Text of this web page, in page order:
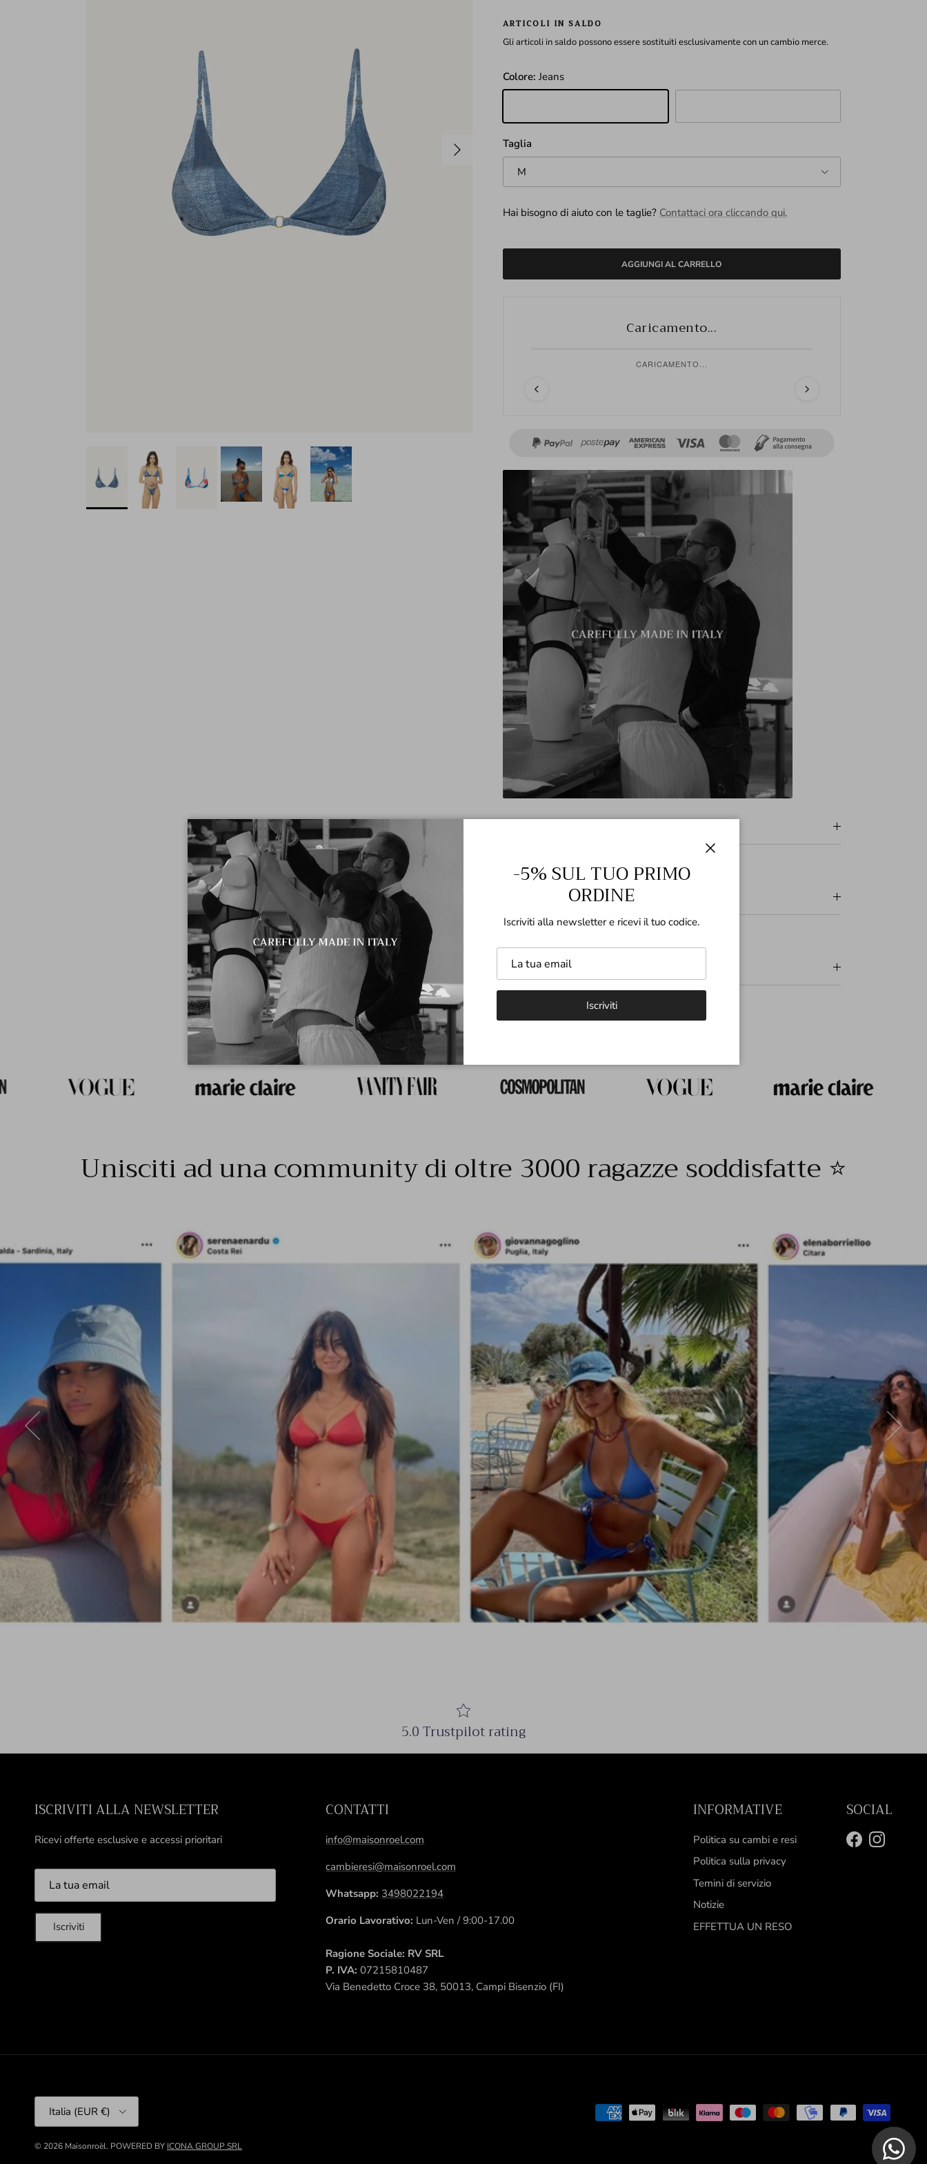
Avanti
ARTICOLI IN SALDO
Gli articoli in saldo possono essere sostituiti esclusivamente con un cambio merce.
Colore: Jeans
Taglia
M
Hai bisogno di aiuto con le taglie? Contattaci ora cliccando qui.
AGGIUNGI AL CARRELLO
Caricamento...
CARICAMENTO...
Spedizioni e Resi
Unisciti ad una community di oltre 3000 ragazze soddisfatte ⭐
Indietro Avanti
5.0 Trustpilot rating
ISCRIVITI ALLA NEWSLETTER
Ricevi offerte esclusive e accessi prioritari
Iscriviti
CONTATTI
info@maisonroel.com
cambieresi@maisonroel.com
Whatsapp: 3498022194
Orario Lavorativo: Lun-Ven / 9:00-17.00
Ragione Sociale: RV SRL
P. IVA: 07215810487
Via Benedetto Croce 38, 50013, Campi Bisenzio (FI)
INFORMATIVE
Politica su cambi e resi
Politica sulla privacy
Temini di servizio
Notizie
EFFETTUA UN RESO
SOCIAL
FacebookInstagram
Paese/Regione
Italia (EUR €)
© 2026 Maisonroèl. POWERED BY ICONA GROUP SRL
-5% SUL TUO PRIMO
ORDINE
Iscriviti alla newsletter e ricevi il tuo codice.
Iscriviti